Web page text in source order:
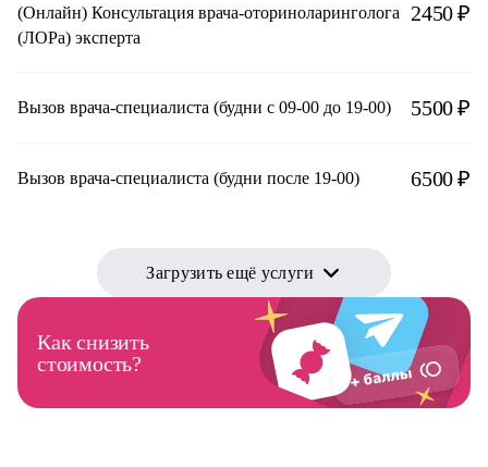
(Онлайн) Консультация врача-оториноларинголога
(ЛОРа) эксперта
2450 ₽
Вызов врача-специалиста (будни с 09-00 до 19-00) 5500 ₽
Вызов врача-специалиста (будни после 19-00) 6500 ₽
Загрузить ещё услуги
Как снизить
стоимость?